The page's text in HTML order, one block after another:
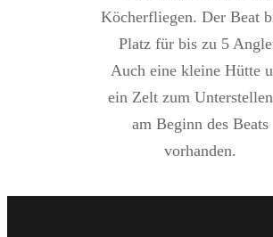
Köcherfliegen. Der Beat
Platz für bis zu 5
Auch eine kleine Hütte
ein Zelt zum
am Beginn des Beats
vorhanden.